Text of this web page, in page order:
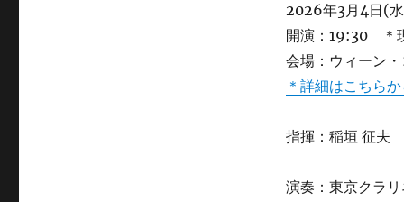
2026年3月4日(
開演：19:30 ＊
会場：ウィーン
＊詳細はこちら
指揮：稲垣 征夫
演奏：東京クラ